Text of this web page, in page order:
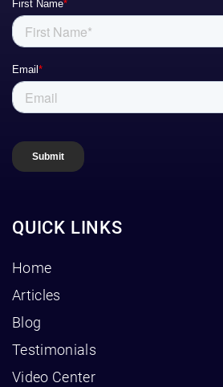
QUICK LINKS
Home
Articles
Blog
Testimonials
Video Center